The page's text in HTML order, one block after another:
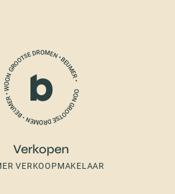
Verkopen
VERKOOPMAKELAAR